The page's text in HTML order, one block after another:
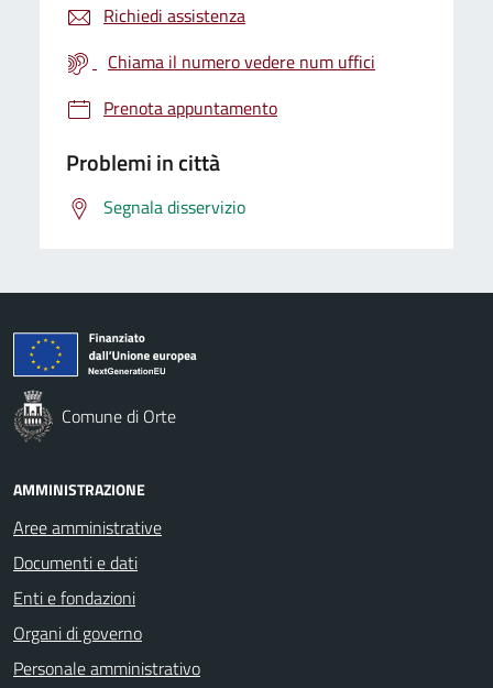
Richiedi assistenza
Chiama il numero vedere num uffici
Prenota appuntamento
Problemi in città
Segnala disservizio
Comune di Orte
AMMINISTRAZIONE
Aree amministrative
Documenti e dati
Enti e fondazioni
Organi di governo
Personale amministrativo